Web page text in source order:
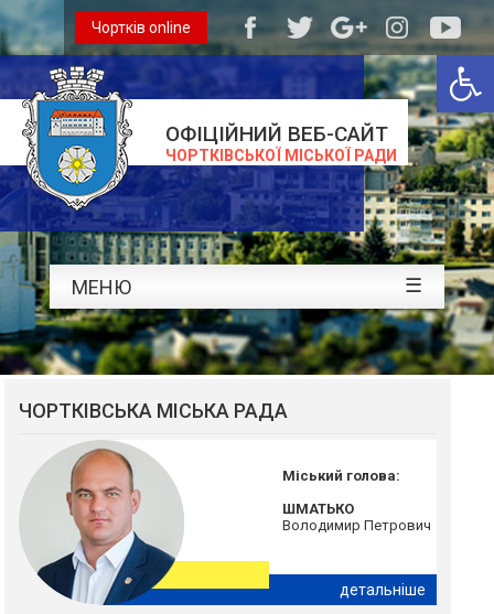
ОФІЦІЙНИЙ ВЕБ-САЙТ
ЧОРТКІВСЬКОЇ МІСЬКОЇ РАДИ
Чортків online
МЕНЮ ☰
ЧОРТКІВСЬКА МІСЬКА РАДА
Міський голова:
ШМАТЬКО
Володимир Петрович
детальніше